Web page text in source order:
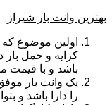
بهترین وانت بار شیراز
اولین موضوع
کرایه و حمل بار
باشد و با قیمت
یک وانت بار
را دارا باشد و